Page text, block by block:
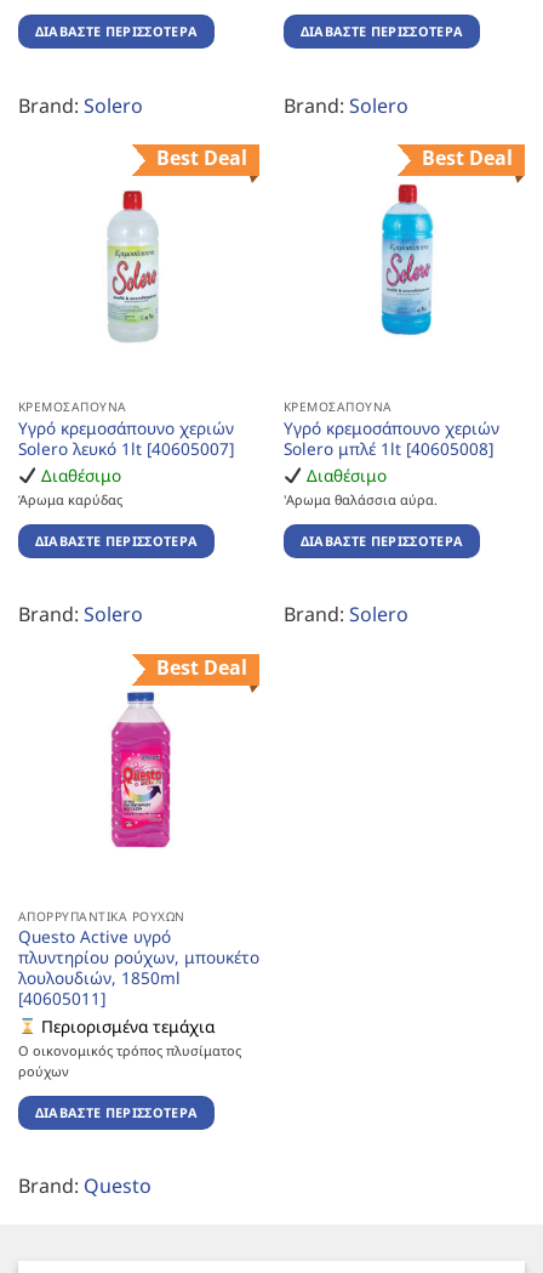
ΔΙΑΒΆΣΤΕ ΠΕΡΙΣΣΌΤΕΡΑ
Brand: Solero
ΔΙΑΒΆΣΤΕ ΠΕΡΙΣΣΌΤΕΡΑ
Brand: Solero
Best Deal
ΚΡΕΜΟΣΆΠΟΥΝΑ
Υγρό κρεμοσάπουνο χεριών
Solero λευκό 1lt [40605007]
Διαθέσιμο
Άρωμα καρύδας
ΔΙΑΒΆΣΤΕ ΠΕΡΙΣΣΌΤΕΡΑ
Brand: Solero
Best Deal
ΚΡΕΜΟΣΆΠΟΥΝΑ
Υγρό κρεμοσάπουνο χεριών
Solero μπλέ 1lt [40605008]
Διαθέσιμο
'Αρωμα θαλάσσια αύρα.
ΔΙΑΒΆΣΤΕ ΠΕΡΙΣΣΌΤΕΡΑ
Brand: Solero
Best Deal
ΑΠΟΡΡΥΠΑΝΤΙΚΆ ΡΟΎΧΩΝ
Questo Active υγρό
πλυντηρίου ρούχων, μπουκέτο
λουλουδιών, 1850ml
[40605011]
Περιορισμένα τεμάχια
Ο οικονομικός τρόπος πλυσίματος
ρούχων
ΔΙΑΒΆΣΤΕ ΠΕΡΙΣΣΌΤΕΡΑ
Brand: Questo